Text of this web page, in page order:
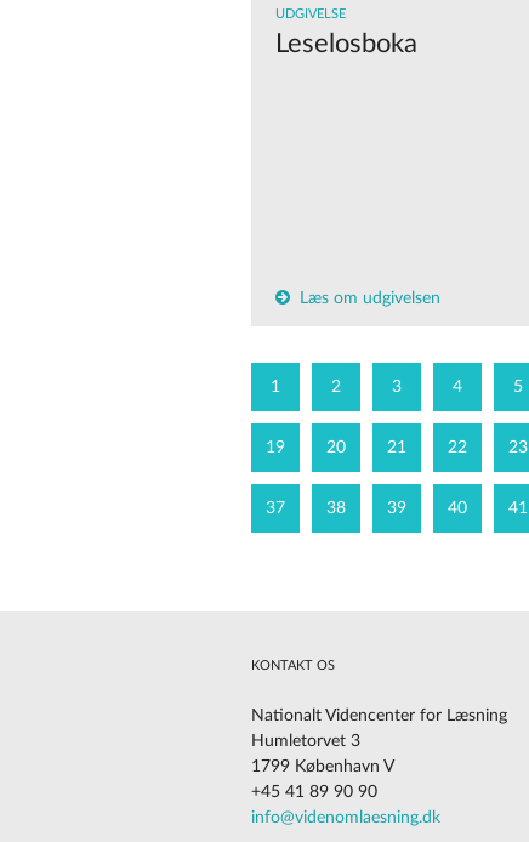
UDGIVELSE
Leselosboka
Læs om udgivelsen
1 2 3 4 5
19 20 21 22 23
37 38 39 40 41
KONTAKT OS
Nationalt Videncenter for Læsning
Humletorvet 3
1799 København V
+45 41 89 90 90
info@videnomlaesning.dk
Cookies på vores website